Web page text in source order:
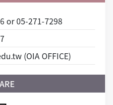
or 05-271-7298
(OIA OFFICE)